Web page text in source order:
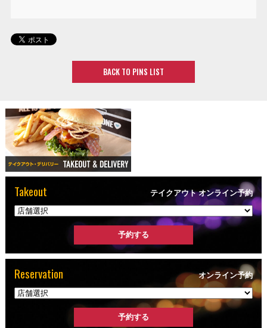
BACK TO PINS LIST
Takeout テイクアウト オンライン予約
Reservation オンライン予約